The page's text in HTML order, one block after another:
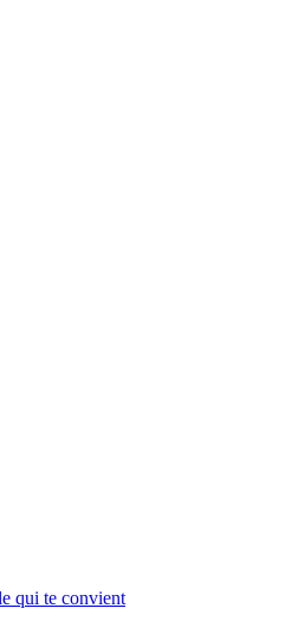
qui te convient